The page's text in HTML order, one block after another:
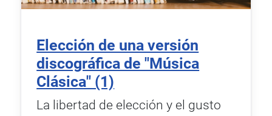
Elección de una versión
discográfica de "Música
Clásica" (1)
La libertad de elección y el gusto